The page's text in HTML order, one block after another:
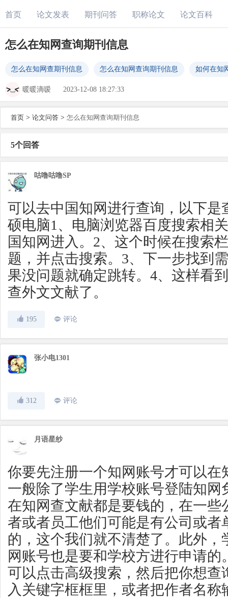
首页 论文发表 期刊问答 职称论文 论文百科
怎么在知网查询期刊信息
怎么在知网查期刊信息 怎么在知网查询期刊信息 如何在知
暖暖滴嗳 2023-12-08 18:27:33
首页 > 论文问答 > 怎么在知网查询期刊信息
5个回答
咕噜咕噜SP
可以去中国知网进行查询，以下是
硕电脑1、电脑浏览器百度搜索相
国知网进入。2、这个时候在搜索
题，并点击搜索。3、下一步找到
果没问题就确定跳转。4、这样看
查外文文献了。
195 评论
张小电1301
312 评论
月语星纱
你要先注册一个知网账号才可以在
一般除了学生用学校账号登陆知网
在知网查文献都是要钱的，在一些
者或者员工他们可能是有公司或者
的，这个我们就不清楚了。此外，
网账号也是要和学校方进行申请的
可以点击高级搜索，然后把你想查
入关键字框框里，或者把作者名称